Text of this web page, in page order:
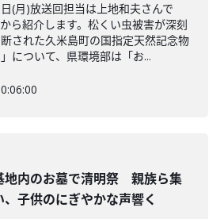
(月)放送回担当は上地和夫さんで
ら紹介します。松くい虫被害が深刻
された久米島町の国指定天然記念物
について、県環境部は「お...
地内のお墓で清明祭 親族ら集
、子供のにぎやかな声響く